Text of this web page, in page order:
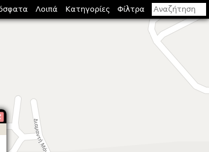
Λοιπά Κατηγορίες Φίλτρα